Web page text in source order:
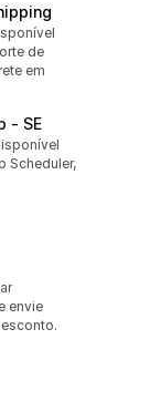
de
em
‑ SE
Scheduler,
envie